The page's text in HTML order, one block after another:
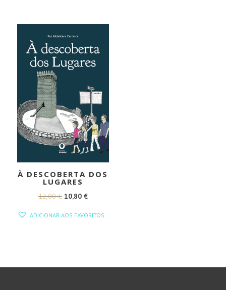
À DESCOBERTA DOS
LUGARES
12,00€ O
10,80 €O
ADICIONAR AOS FAVORITOS